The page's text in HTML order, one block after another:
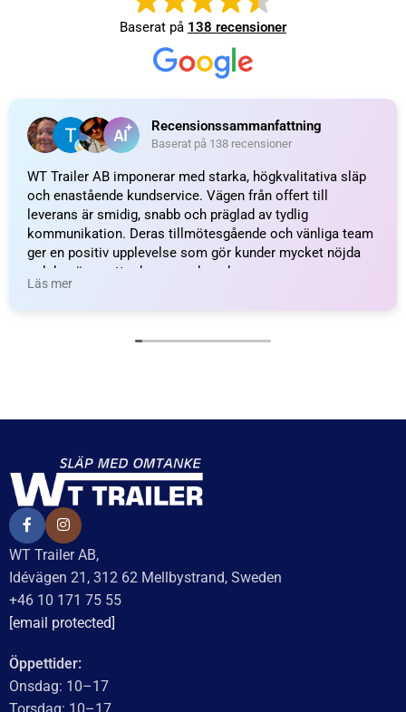
Recensionssammanfattning
Baserat på 138 recensioner
WT Trailer AB imponerar med starka, högkvalitativa släp
och enastående kundservice. Vägen från offert till
leverans är smidig, snabb och präglad av tydlig
kommunikation. Deras tillmötesgående och vänliga team
och benägna att rekommendera dem.
Läs mer
WT Trailer AB,
Idévägen 21, 312 62 Mellbystrand, Sweden
+46 10 171 75 55
[email protected]
Öppettider:
Onsdag: 10–17
Torsdag: 10–17
Lördag: Stängt
Söndag: Stängt
Måndag: 10–17